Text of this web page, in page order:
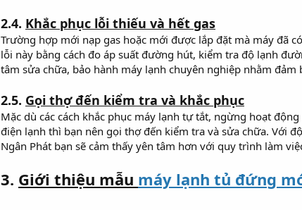
2.4. Khắc phục lỗi thiếu và hết gas
Trường hợp mới nạp gas hoặc mới được lắp đặt mà máy đã
lỗi này bằng cách đo áp suất đường hút, kiểm tra độ lạnh
tâm sửa chữa, bảo hành máy lạnh chuyên nghiệp nhằm
2.5. Gọi thợ đến kiểm tra và khắc phục
Mặc dù các cách khắc phục máy lạnh tự tắt, ngừng hoạt
điện lạnh thì bạn nên gọi thợ đến kiểm tra và sửa chữa. Với
Ngân Phát bạn sẽ cảm thấy yên tâm hơn với quy trình làm
3. Giới thiệu mẫu máy lạnh tủ đứng